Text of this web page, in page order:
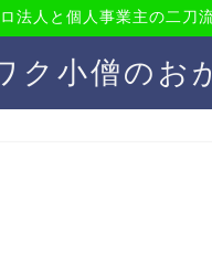
法人と個人事業主の二刀
ク小僧のお